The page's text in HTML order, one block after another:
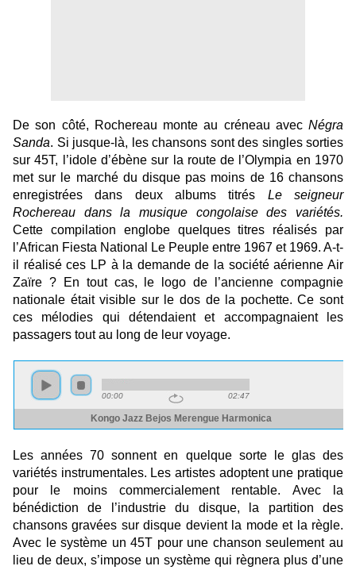
De son côté, Rochereau monte au créneau avec Négra
Sanda. Si jusque-là, les chansons sont des singles sorties
sur 45T, l’idole d’ébène sur la route de l’Olympia en 1970
met sur le marché du disque pas moins de 16 chansons
enregistrées dans deux albums titrés Le seigneur
Rochereau dans la musique congolaise des variétés.
Cette compilation englobe quelques titres réalisés par
l’African Fiesta National Le Peuple entre 1967 et 1969. A-t-
il réalisé ces LP à la demande de la société aérienne Air
Zaïre ? En tout cas, le logo de l’ancienne compagnie
nationale était visible sur le dos de la pochette. Ce sont
ces mélodies qui détendaient et accompagnaient les
passagers tout au long de leur voyage.
Les années 70 sonnent en quelque sorte le glas des
variétés instrumentales. Les artistes adoptent une pratique
pour le moins commercialement rentable. Avec la
bénédiction de l’industrie du disque, la partition des
chansons gravées sur disque devient la mode et la règle.
Avec le système un 45T pour une chanson seulement au
lieu de deux, s’impose un système qui règnera plus d’une